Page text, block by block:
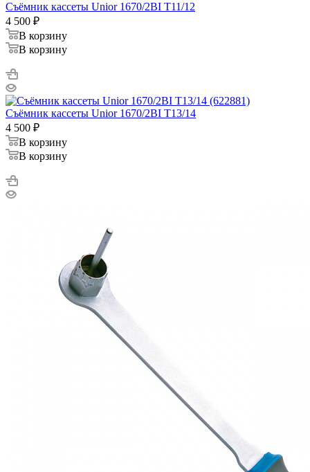
Съёмник кассеты Unior 1670/2BI T11/12
4 500 ₽
В корзину
В корзину
Съёмник кассеты Unior 1670/2BI T13/14
4 500 ₽
В корзину
В корзину